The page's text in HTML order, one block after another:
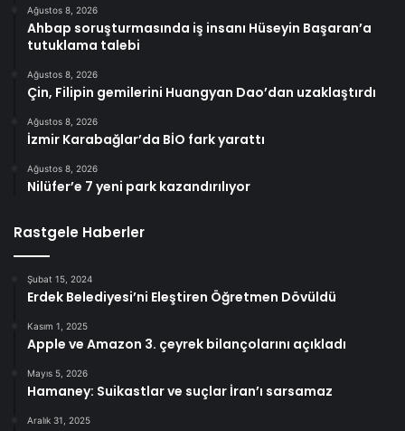
Ağustos 8, 2026
Ahbap soruşturmasında iş insanı Hüseyin Başaran’a
tutuklama talebi
Ağustos 8, 2026
Çin, Filipin gemilerini Huangyan Dao’dan uzaklaştırdı
Ağustos 8, 2026
İzmir Karabağlar’da BİO fark yarattı
Ağustos 8, 2026
Nilüfer’e 7 yeni park kazandırılıyor
Rastgele Haberler
Şubat 15, 2024
Erdek Belediyesi’ni Eleştiren Öğretmen Dövüldü
Kasım 1, 2025
Apple ve Amazon 3. çeyrek bilançolarını açıkladı
Mayıs 5, 2026
Hamaney: Suikastlar ve suçlar İran’ı sarsamaz
Aralık 31, 2025